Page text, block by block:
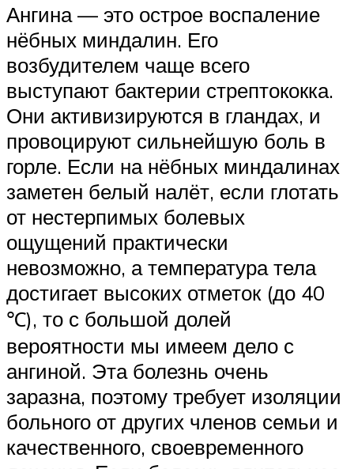
Ангина — это острое воспаление
нёбных миндалин. Его
возбудителем чаще всего
выступают бактерии стрептококка.
Они активизируются в гландах, и
провоцируют сильнейшую боль в
горле. Если на нёбных миндалинах
заметен белый налёт, если глотать
от нестерпимых болевых
ощущений практически
невозможно, а температура тела
достигает высоких отметок (до 40
℃), то с большой долей
вероятности мы имеем дело с
ангиной. Эта болезнь очень
заразна, поэтому требует изоляции
больного от других членов семьи и
качественного, своевременного